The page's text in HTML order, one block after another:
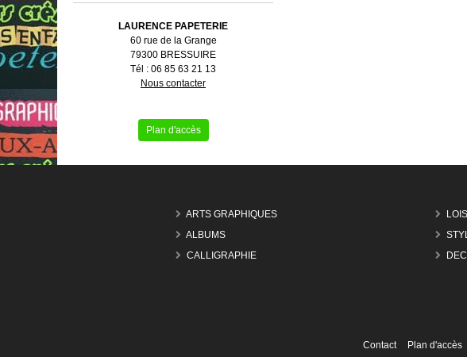
LAURENCE PAPETERIE
60 rue de la Grange
79300 BRESSUIRE
Tél : 06 85 63 21 13
Nous contacter
Plan d'accès
ARTS GRAPHIQUES
ALBUMS
CALLIGRAPHIE
Contact Plan d'accès